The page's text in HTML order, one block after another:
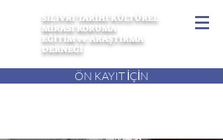
SİLİVRİ TARİHİ KÜLTÜREL
MİRASI KORUMA
EĞİTİM ve ARAŞTIRMA
DERNEĞİ
ÖN KAYIT İÇİN